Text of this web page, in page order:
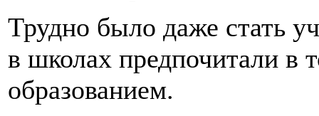
Трудно было даже стать
в школах предпочитали в
образованием.